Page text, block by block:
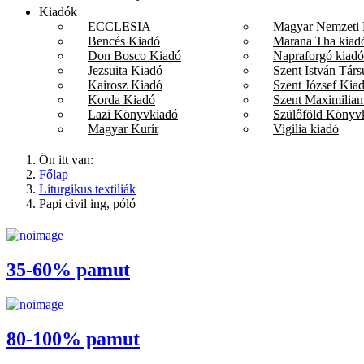
Kiadók
ECCLESIA
Bencés Kiadó
Don Bosco Kiadó
Jezsuita Kiadó
Kairosz Kiadó
Korda Kiadó
Lazi Könyvkiadó
Magyar Kurír
Magyar Nemzeti
Marana Tha
Napraforgó kiadó
Szent István
Szent József
Szent
Szülőföld
Vigilia kiadó
Ön itt van:
Főlap
Liturgikus textiliák
Papi civil ing, póló
35-60% pamut
80-100% pamut